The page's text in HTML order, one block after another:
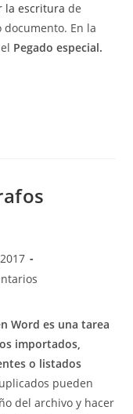
la escritura de
En la
Pegado especial.
Word es una tarea
importados,
o listados
pueden
del archivo y hacer